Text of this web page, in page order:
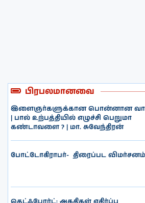
பிரபலமானவை
இளைஞர்களுக்கான பொன்னான
| பால் உற்பத்தியில் எழுச்சி பெறுமா
கண்டாவளை ? | மா. சுவேந்திரன்
போட்டோகிராபர்- ‌ திரைப்பட விமர்சனம்